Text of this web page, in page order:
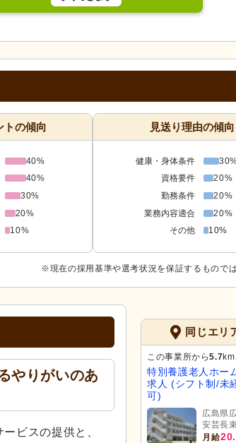
トの傾向
40%
40%
30%
20%
10%
見送り理由の傾向
健康・身体条件
資格要件
20%
勤務条件
20%
業務内容適合
20%
その他
10%
※現在の採用基準や選考状況を保証するものでは
やりがいのあ
ビスの提供と、
同じエリ
この事業所から5.7km
特別養護老人ホー
求人 (シフト制/未
可)
広島県
安芸長
月給